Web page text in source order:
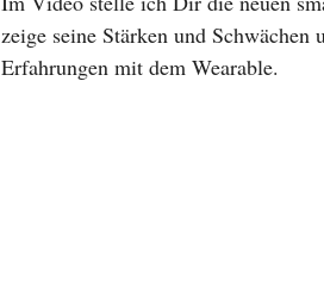
zeige seine Stärken und Schwächen
Erfahrungen mit dem Wearable.